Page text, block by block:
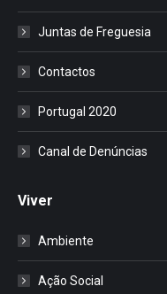
Juntas de Freguesia
Contactos
Portugal 2020
Canal de Denúncias
Viver
Ambiente
Ação Social